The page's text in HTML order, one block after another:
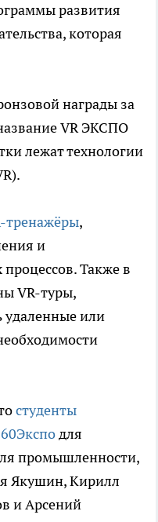
развития
которая
награды за
VR ЭКСПО
лежат технологии
тренажёры,
и
Также в
VR-туры,
удаленные или
студенты
для
промышленности,
Якушин, Кирилл
и Арсений